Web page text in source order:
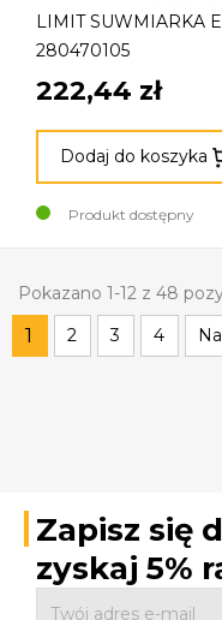
LIMIT SUWMIARKA
280470105
222,44 zł
Dodaj do koszyka
Produkt dostępny
Pokazano 1-12 z 48
1 2 3 4
Zapisz się
zyskaj 5%